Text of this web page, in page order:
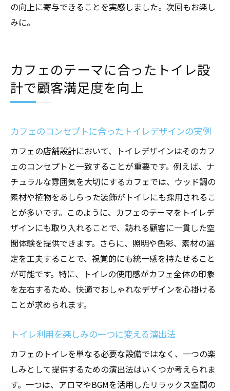
の向上に寄与できることを実感しました。次回もお楽し
みに。
カフェのテーマに合ったトイレ設
計で顧客満足度を向上
カフェのコンセプトに合ったトイレデザインの実例
カフェの店舗設計において、トイレデザインはそのカフ
ェのコンセプトと一致することが重要です。例えば、ナ
チュラルな雰囲気を大切にするカフェでは、ウッド調の
素材や植物をあしらった装飾がトイレにも採用されるこ
とが多いです。このように、カフェのテーマをトイレデ
ザインにも取り入れることで、訪れる顧客に一貫した空
間体験を提供できます。さらに、照明や色彩、素材の選
定を工夫することで、視覚的にも統一感を持たせること
が可能です。特に、トイレの使用感がカフェ全体の印象
を左右するため、快適でおしゃれなデザインを心掛ける
ことが求められます。
トイレ利用を楽しみの一つに変える演出法
カフェのトイレを単なる必要な設備ではなく、一つの楽
しみとして提供するための演出法はいくつか考えられま
す。一つは、アロマやBGMを活用したリラックス空間の